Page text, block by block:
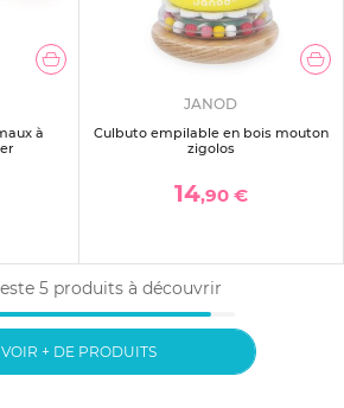
à
JANOD
Culbuto empilable en bois mouton
zigolos
14,90 €
5 produits à découvrir
VOIR + DE PRODUITS